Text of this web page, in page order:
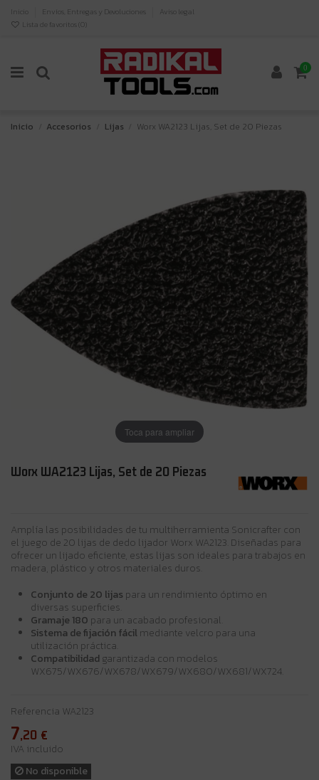
Inicio Envíos, Entregas y Devoluciones
Aviso legal
Lista de favoritos ( 0)
0
Inicio Accesorios Lijas Worx WA2123 Lijas, Set de 20 Piezas
Toca para ampliar
Worx WA2123 Lijas, Set de 20 Piezas
Amplía las posibilidades de tu multiherramienta Sonicrafter con
el juego de 20 lijas de dedo lijador Worx WA2123. Diseñadas para
ofrecer un lijado eficiente, estas lijas son ideales para trabajos en
madera, plástico y otros materiales duros.
Conjunto de 20 lijas para un rendimiento óptimo en
diversas superficies.
Gramaje 180 para un acabado profesional.
Sistema de fijación fácilmediante velcro para una
utilización práctica.
Compatibilidad garantizada con modelos
WX675/WX676/WX678/WX679/WX680/WX681/WX724.
Referencia WA2123
7,20 €
IVA incluido
No disponible